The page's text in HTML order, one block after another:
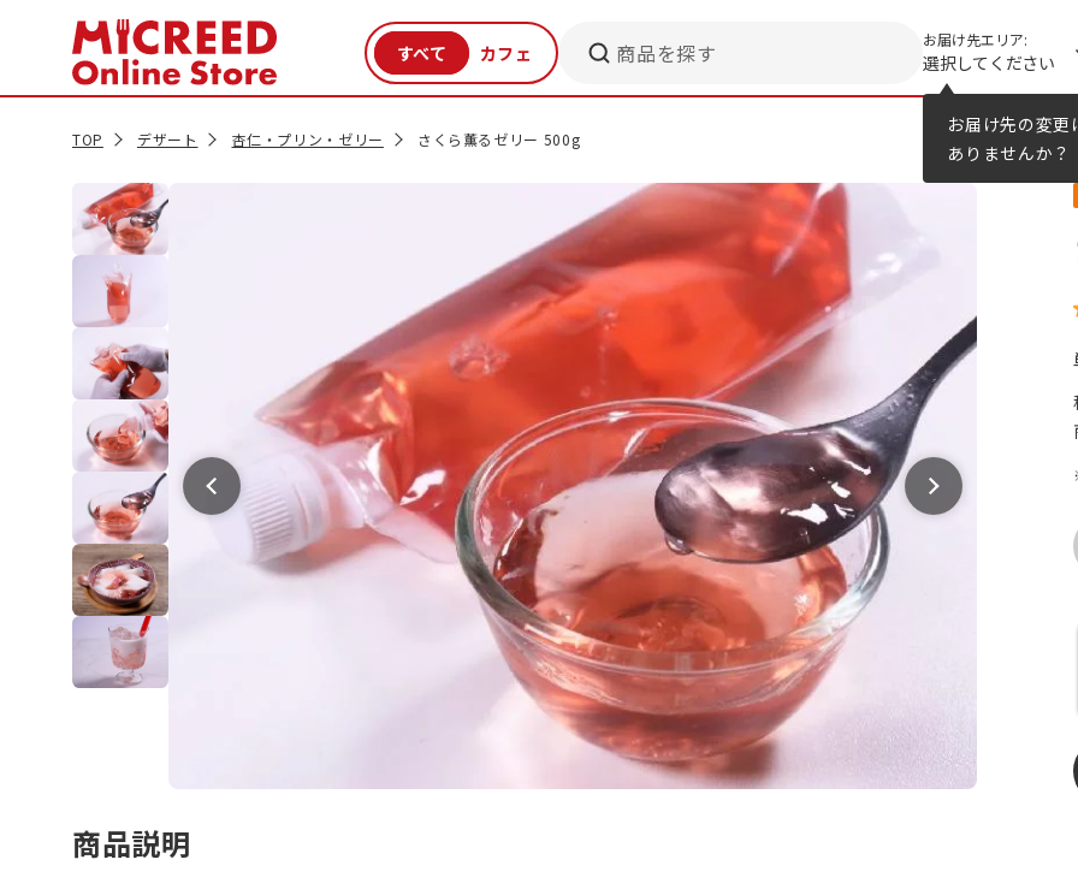
お届け先の変更
ありませんか？
商品を探す お届け先エリア:
選択してください
TOP デザート 杏仁・プリン・ゼリー さくら薫るゼリー 500g
商品説明